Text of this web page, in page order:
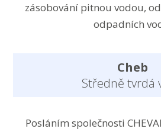
zásobování pitnou vodou,
odpadních
Cheb
Středně tvrdá
Posláním společnosti